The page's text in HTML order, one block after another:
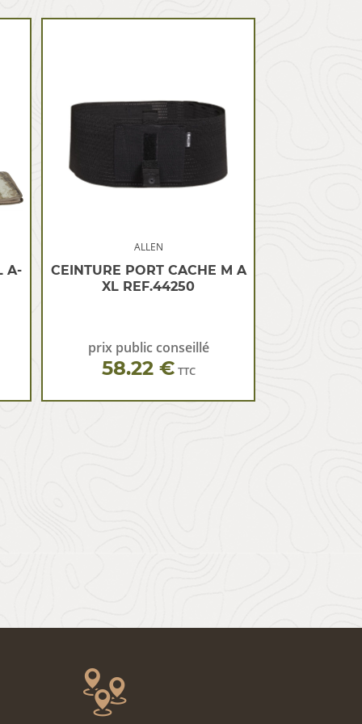
A-
ALLEN
CEINTURE PORT CACHE M A
XL REF.44250
prix public conseillé
58.22 € TTC